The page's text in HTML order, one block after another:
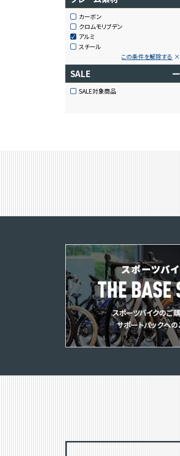
カーボン
クロムモリブデン
アルミ
スチール
この条件を解除する
SALE ー
SALE対象商品